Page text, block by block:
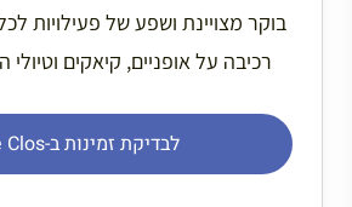
בוקר מצויינת ושפע של פעילויות
רכיבה על אופניים, קיאקים
לבדיקת זמינות ב-Le Clos